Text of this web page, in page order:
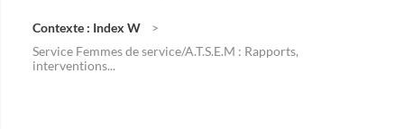
Contexte : Index W
Service Femmes de service/A.T.S.E.M : Rapports,
interventions...